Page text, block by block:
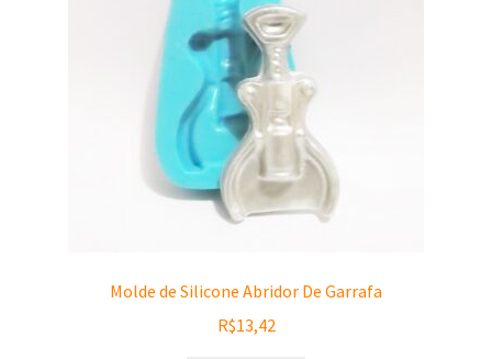
Molde de Silicone Abridor De Garrafa
R$13,42